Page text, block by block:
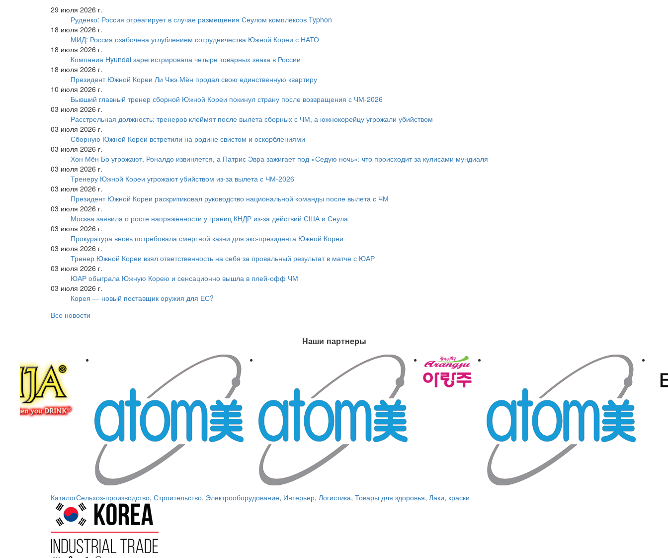
29 июля 2026 г.
Руденко: Россия отреагирует в случае размещения Сеулом комплексов Typhon
18 июля 2026 г.
МИД: Россия озабочена углублением сотрудничества Южной Кореи с НАТО
18 июля 2026 г.
Компания Hyundai зарегистрировала четыре товарных знака в России
18 июля 2026 г.
Президент Южной Кореи Ли Чжэ Мён продал свою единственную квартиру
10 июля 2026 г.
Бывший главный тренер сборной Южной Кореи покинул страну после возвращения с ЧМ-2026
03 июля 2026 г.
Расстрельная должность: тренеров клеймят после вылета сборных с ЧМ, а южнокорейцу угрожали убийством
03 июля 2026 г.
Сборную Южной Кореи встретили на родине свистом и оскорблениями
03 июля 2026 г.
Хон Мён Бо угрожают, Роналдо извиняется, а Патрис Эвра зажигает под «Седую ночь»: что происходит за кулисами мундиаля
03 июля 2026 г.
Тренеру Южной Кореи угрожают убийством из-за вылета с ЧМ-2026
03 июля 2026 г.
Президент Южной Кореи раскритиковал руководство национальной команды после вылета с ЧМ
03 июля 2026 г.
Москва заявила о росте напряжённости у границ КНДР из-за действий США и Сеула
03 июля 2026 г.
Прокуратура вновь потребовала смертной казни для экс-президента Южной Кореи
03 июля 2026 г.
Тренер Южной Кореи взял ответственность на себя за провальный результат в матче с ЮАР
03 июля 2026 г.
ЮАР обыграла Южную Корею и сенсационно вышла в плей-офф ЧМ
03 июля 2026 г.
Корея — новый поставщик оружия для ЕС?
Все новости
Наши партнеры
КаталогСельхоз-производство, Строительство, Электрооборудование, Интерьер, Логистика, Товары для здоровья, Лаки, краски